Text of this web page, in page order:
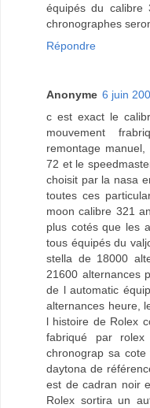
équipés du
chronographes
Répondre
Anonyme 6 juin
c est exact le
mouvement
remontage
72 et le
choisit par la nasa
toutes ces
moon calibre 321
plus cotés que les
tous équipés du
stella de 18000
21600 alternances
de l automatic
alternances heure,
l histoire de Rolex
fabriqué par
chronograp sa
daytona de
est de cadran noir
Rolex sortira un